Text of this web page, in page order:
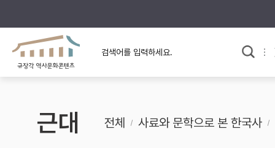
규장각의 어제와 오늘
규장각 소개영상
사료와 문학으로 본
고대
근대 전체 사료와 문학으로 본 한국사